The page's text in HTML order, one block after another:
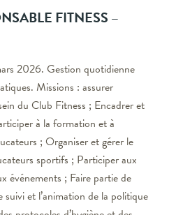
FITNESS –
2026. Gestion quotidienne
Missions : assurer
du Club Fitness ; Encadrer et
à la formation et à
; Organiser et gérer le
sportifs ; Participer aux
événements ; Faire partie de
et l’animation de la politique